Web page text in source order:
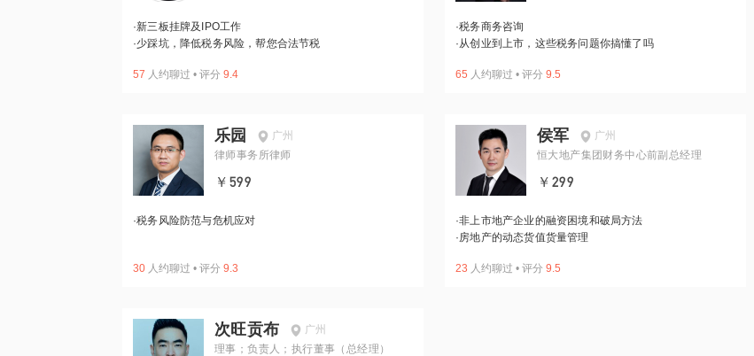
·新三板挂牌及IPO工作
·少踩坑，降低税务风险，帮您合法节税
57 人约聊过 • 评分 9.4
·税务商务咨询
·从创业到上市，这些税务问题你搞懂了吗
65 人约聊过 • 评分 9.5
乐园
广州
律师事务所律师
￥599
·税务风险防范与危机应对
30 人约聊过 • 评分 9.3
侯军
广州
恒大地产集团财务中心前副总经理
￥299
·非上市地产企业的融资困境和破局方法
·房地产的动态货值货量管理
23 人约聊过 • 评分 9.5
次旺贡布
广州
理事；负责人；执行董事（总经理）